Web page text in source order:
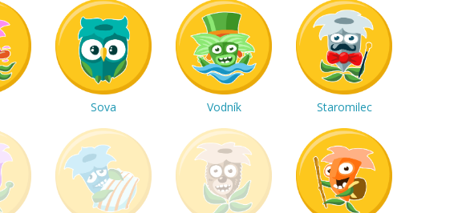
Sova Vodník Staromilec